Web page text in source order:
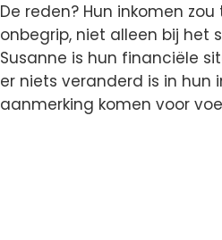
De reden? Hun inkomen
onbegrip, niet alleen bij het
Susanne is hun financiële
er niets veranderd is in hun
aanmerking komen voor